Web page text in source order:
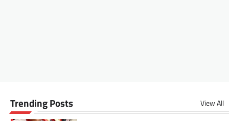
Trending Posts View All
Mewari Khabar June 17, 2026